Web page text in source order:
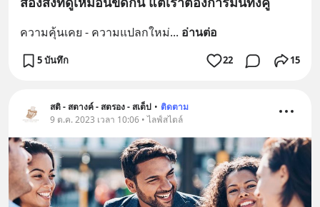
ความคุ้นเคย - ความแปลกใหม่... อ่านต่อ
5 บันทึก 22 15
สติ - สตางค์ - สตรอง - สเต็ป • ติดตาม
9 ต.ค. 2023 เวลา 10:06 • ไลฟ์สไตล์